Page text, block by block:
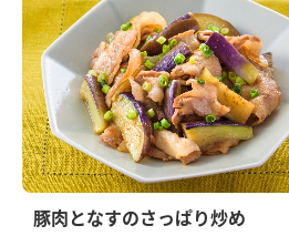
豚肉となすのさっぱり炒め